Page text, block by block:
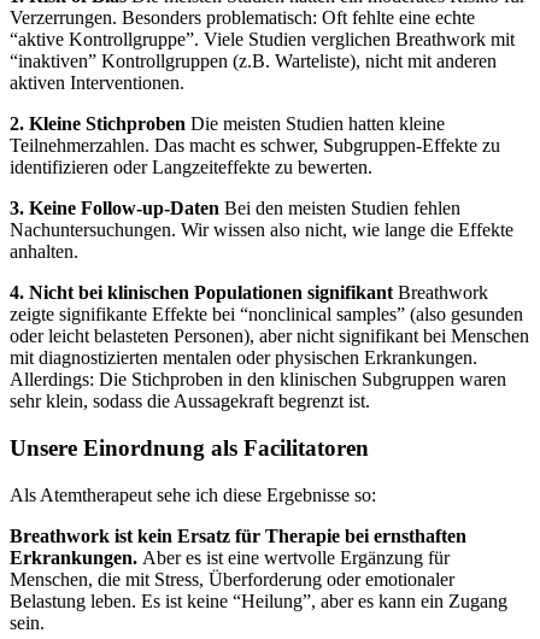
Verzerrungen. Besonders problematisch: Oft fehlte eine echte
“aktive Kontrollgruppe”. Viele Studien verglichen Breathwork mit
“inaktiven” Kontrollgruppen (z.B. Warteliste), nicht mit anderen
aktiven Interventionen.
2. Kleine Stichproben Die meisten Studien hatten kleine
Teilnehmerzahlen. Das macht es schwer, Subgruppen-Effekte zu
identifizieren oder Langzeiteffekte zu bewerten.
3. Keine Follow-up-Daten Bei den meisten Studien fehlen
Nachuntersuchungen. Wir wissen also nicht, wie lange die Effekte
anhalten.
4. Nicht bei klinischen Populationen signifikant Breathwork
zeigte signifikante Effekte bei “nonclinical samples” (also gesunden
oder leicht belasteten Personen), aber nicht signifikant bei Menschen
mit diagnostizierten mentalen oder physischen Erkrankungen.
Allerdings: Die Stichproben in den klinischen Subgruppen waren
sehr klein, sodass die Aussagekraft begrenzt ist.
Unsere Einordnung als Facilitatoren
Als Atemtherapeut sehe ich diese Ergebnisse so:
Breathwork ist kein Ersatz für Therapie bei ernsthaften
Erkrankungen. Aber es ist eine wertvolle Ergänzung für
Menschen, die mit Stress, Überforderung oder emotionaler
Belastung leben. Es ist keine “Heilung”, aber es kann ein Zugang
sein.